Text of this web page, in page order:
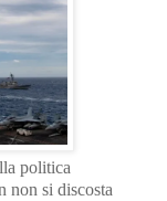
politica
non si discosta